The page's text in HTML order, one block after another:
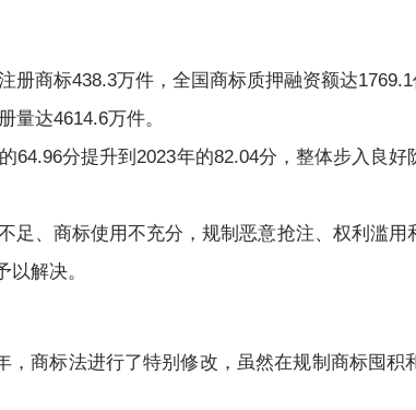
标438.3万件，全国商标质押融资额达1769.1
量达4614.6万件。
分提升到2023年的82.04分，整体步入良好
商标使用不充分，规制恶意抢注、权利滥用
解决。
标法进行了特别修改，虽然在规制商标囤积